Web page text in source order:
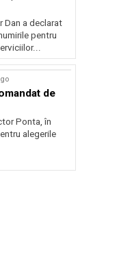
Dan a declarat
pentru
de
Ponta, în
alegerile